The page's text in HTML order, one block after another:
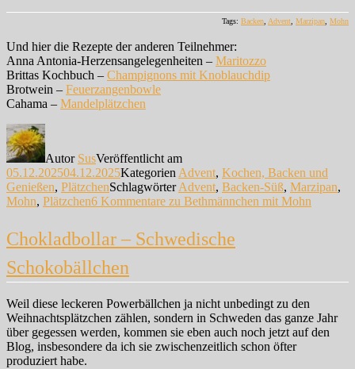
Tags: Backen Advent Marzipan Mohn
Und hier die Rezepte der anderen Teilnehmer:
Anna Antonia-Herzensangelegenheiten – Maritozzo
Brittas Kochbuch – Champignons mit Knoblauchdip
Brotwein – Feuerzangenbowle
Cahama – Mandelplätzchen
Autor SusVeröffentlicht am
05.12.202504.12.2025Kategorien Advent, Kochen, Backen und
Genießen, PlätzchenSchlagwörterAdvent, Backen-Süß, Marzipan,
Mohn, Plätzchen6 Kommentare zu Bethmännchen mit Mohn
Chokladbollar – Schwedische
Schokobällchen
Weil diese leckeren Powerbällchen ja nicht unbedingt zu den
Weihnachtsplätzchen zählen, sondern in Schweden das ganze Jahr
über gegessen werden, kommen sie eben auch noch jetzt auf den
Blog, insbesondere da ich sie zwischenzeitlich schon öfter
produziert habe.